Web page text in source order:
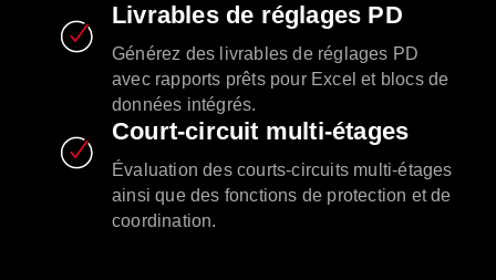
Livrables de réglages PD
Générez des livrables de réglages PD
avec rapports prêts pour Excel et blocs de
données intégrés.
Court-circuit multi-étages
Évaluation des courts-circuits multi-étages
ainsi que des fonctions de protection et de
coordination.